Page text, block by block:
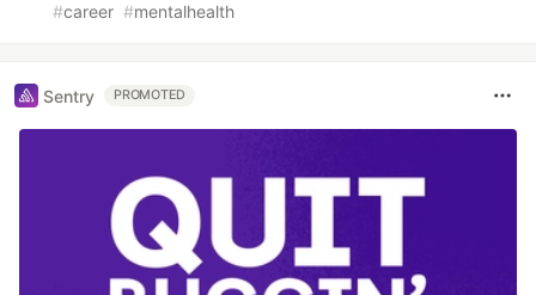
#career #mentalhealth
Sentry PROMOTED